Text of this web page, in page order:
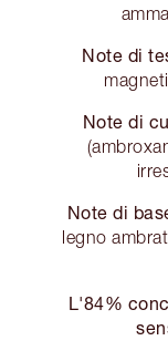
Note di
Note di
Note di
legno
L'84%